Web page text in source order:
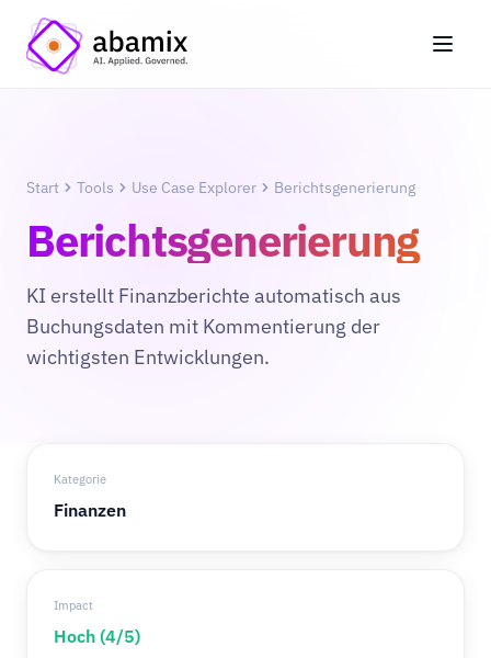
Start Tools Use Case Explorer Berichtsgenerierung
Berichtsgenerierung
KI erstellt Finanzberichte automatisch aus
Buchungsdaten mit Kommentierung der
wichtigsten Entwicklungen.
Kategorie
Finanzen
Impact
Hoch (4/5)